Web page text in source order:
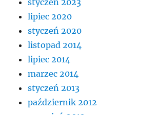
styczeń 2023
lipiec 2020
styczeń 2020
listopad 2014
lipiec 2014
marzec 2014
styczeń 2013
październik 2012